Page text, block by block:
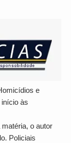
e
às
o autor
Policiais